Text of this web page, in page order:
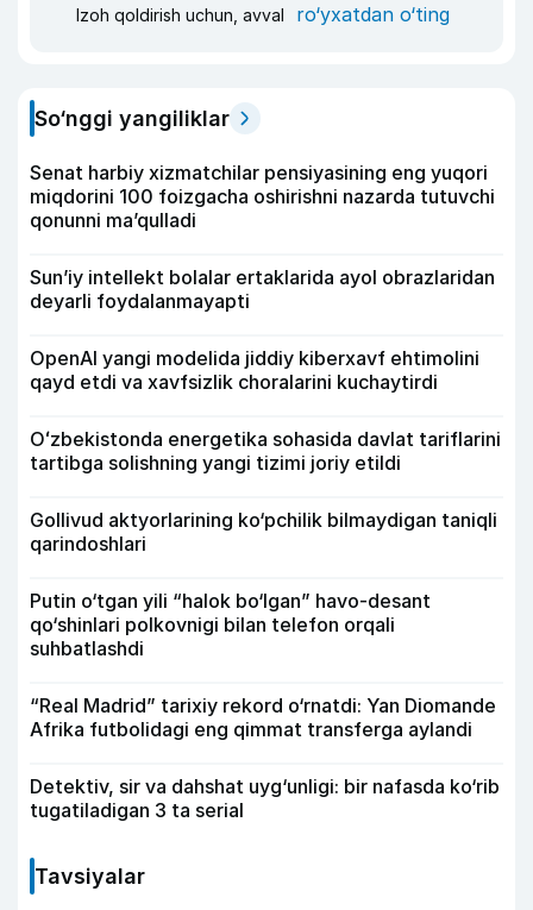
Izoh qoldirish uchun, avval ro‘yxatdan o‘ting
So‘nggi yangiliklar
Senat harbiy xizmatchilar pensiyasining eng yuqori
miqdorini 100 foizgacha oshirishni nazarda tutuvchi
qonunni ma’qulladi
Sun’iy intellekt bolalar ertaklarida ayol obrazlaridan
deyarli foydalanmayapti
OpenAI yangi modelida jiddiy kiberxavf ehtimolini
qayd etdi va xavfsizlik choralarini kuchaytirdi
Oʻzbekistonda energetika sohasida davlat tariflarini
tartibga solishning yangi tizimi joriy etildi
Gollivud aktyorlarining ko‘pchilik bilmaydigan taniqli
qarindoshlari
Putin o‘tgan yili “halok bo‘lgan” havo-desant
qo‘shinlari polkovnigi bilan telefon orqali
suhbatlashdi
“Real Madrid” tarixiy rekord o‘rnatdi: Yan Diomande
Afrika futbolidagi eng qimmat transferga aylandi
Detektiv, sir va dahshat uyg‘unligi: bir nafasda ko‘rib
tugatiladigan 3 ta serial
Tavsiyalar